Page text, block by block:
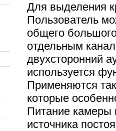
Для выделения
Пользователь
общего
отдельным
двухсторонний
используется
Применяются
которые
Питание камеры
источника